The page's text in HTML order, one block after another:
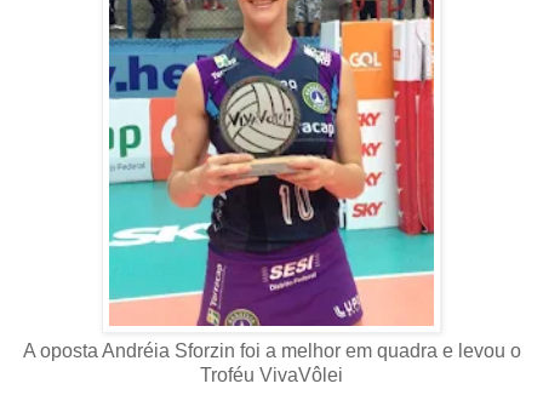
A oposta Andréia Sforzin foi a melhor em quadra e levou o
Troféu VivaVôlei